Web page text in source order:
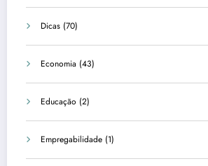
Dicas (70)
Economia (43)
Educação (2)
Empregabilidade (1)